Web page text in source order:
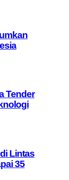
Tender
Lintas
35